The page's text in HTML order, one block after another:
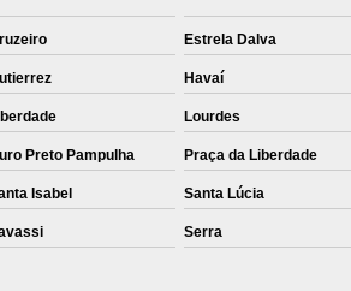
Sublimação em Camisetas de
Sublimação em Tecido
Sublimação para Camisetas
Estrela Dalva
Havaí
Lourdes
Preto Pampulha Praça da Liberdade
Isabel Santa Lúcia
Serra